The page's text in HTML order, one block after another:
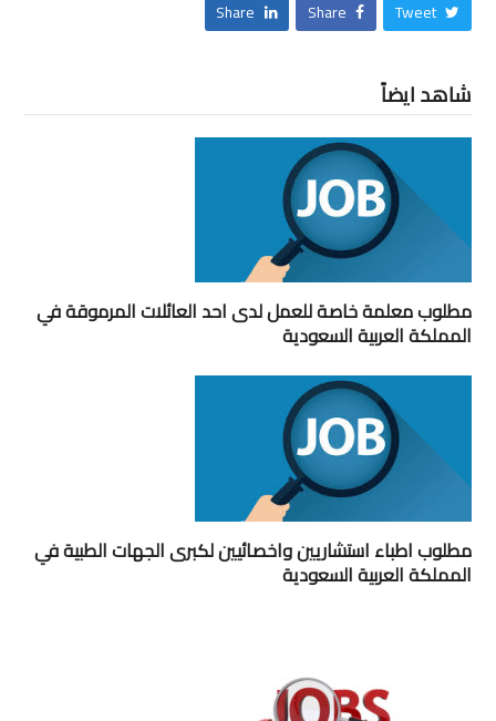
Tweet
Share
Share
شاهد ايضاً
مطلوب معلمة خاصة للعمل لدى احد العائلات المرموقة في
المملكة العربية السعودية
مطلوب اطباء استشاريين واخصائيين لكبرى الجهات الطبية في
المملكة العربية السعودية